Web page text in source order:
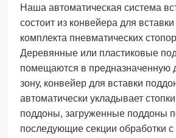
Наша автоматическая система
состоит из конвейера для
комплекта пневматических
Деревянные или пластиковые
помещаются в предназначенную
зону, конвейер для вставки
автоматически укладывает
поддоны, загруженные поддоны
последующие секции обработки